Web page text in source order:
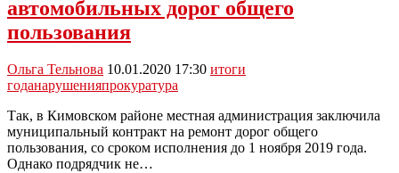
более
тысяч
автомобильных дорог общего
пользования
Ольга Тельнова 10.01.2020 17:30 итоги
годанарушенияпрокуратура
Так, в Кимовском районе местная администрация заключила
муниципальный контракт на ремонт дорог общего
пользования, со сроком исполнения до 1 ноября 2019 года.
Однако подрядчик не…